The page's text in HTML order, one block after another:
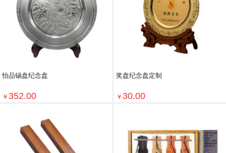
怡品锡盘纪念盘
￥ 352.00
奖盘纪念盘定制
￥ 30.00